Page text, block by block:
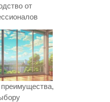
от